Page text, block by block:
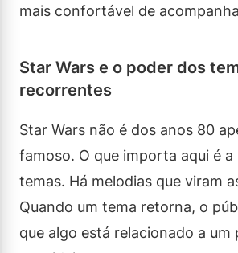
mais confortável de
Star Wars e o poder dos
recorrentes
Star Wars não é dos anos 80
famoso. O que importa aqui é a
temas. Há melodias que viram
Quando um tema retorna, o
que algo está relacionado a um